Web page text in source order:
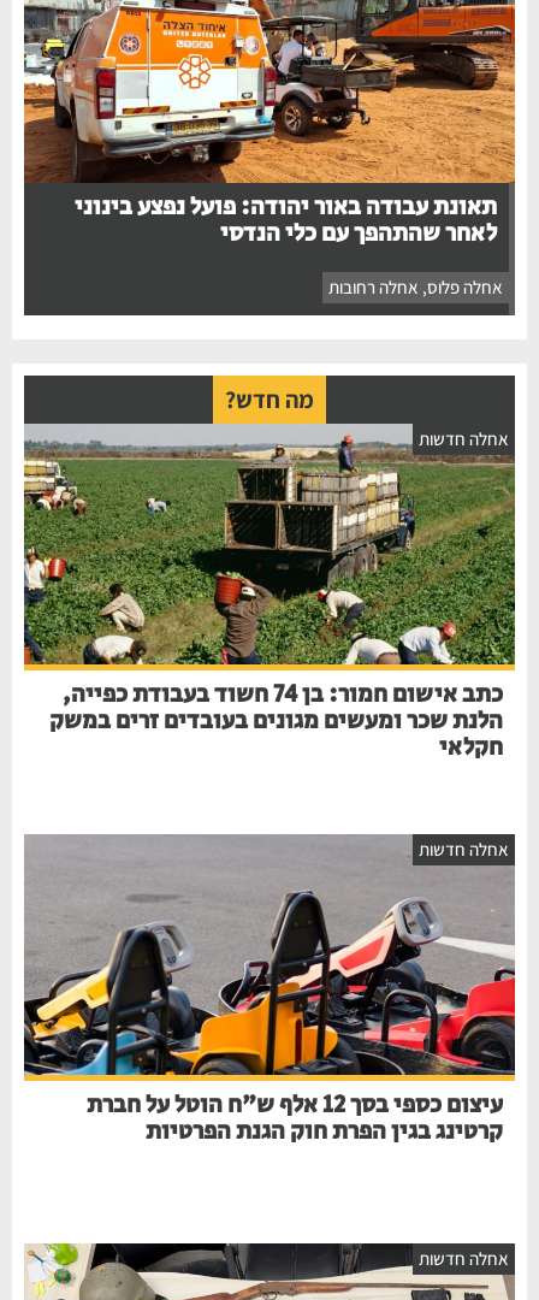
תאונת עבודה באור יהודה: פועל נפצע בינוני
לאחר שהתהפך עם כלי הנדסי
אחלה פלוס, אחלה רחובות
מה חדש?
אחלה חדשות
כתב אישום חמור: בן 74 חשוד בעבודת כפייה,
הלנת שכר ומעשים מגונים בעובדים זרים במשק
חקלאי
אחלה חדשות
עיצום כספי בסך 12 אלף ש"ח הוטל על חברת
קרטינג בגין הפרת חוק הגנת הפרטיות
אחלה חדשות